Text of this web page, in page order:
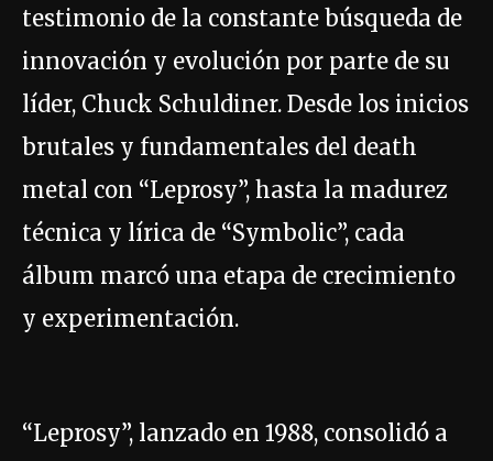
testimonio de la constante búsqueda de
innovación y evolución por parte de su
líder, Chuck Schuldiner. Desde los inicios
brutales y fundamentales del death
metal con “Leprosy”, hasta la madurez
técnica y lírica de “Symbolic”, cada
álbum marcó una etapa de crecimiento
y experimentación.
“Leprosy”, lanzado en 1988, consolidó a